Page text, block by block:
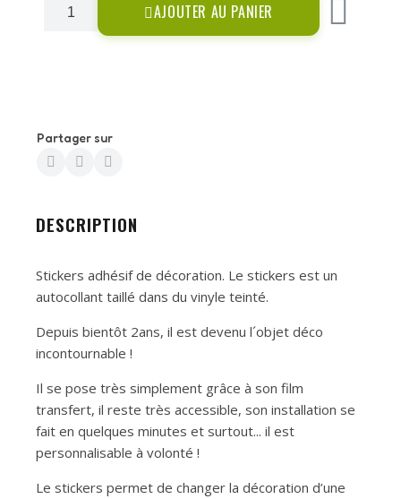
AJOUTER AU PANIER
Partager sur
DESCRIPTION
Stickers adhésif de décoration. Le stickers est un
autocollant taillé dans du vinyle teinté.
Depuis bientôt 2ans, il est devenu l´objet déco
incontournable !
Il se pose très simplement grâce à son film
transfert, il reste très accessible, son installation se
fait en quelques minutes et surtout... il est
personnalisable à volonté !
Le stickers permet de changer la décoration d’une